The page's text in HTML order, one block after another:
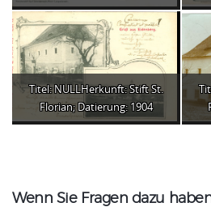
Titel: NULLHerkunft: Stift St.
Florian; Datierung: 1904
Wenn Sie Fragen dazu